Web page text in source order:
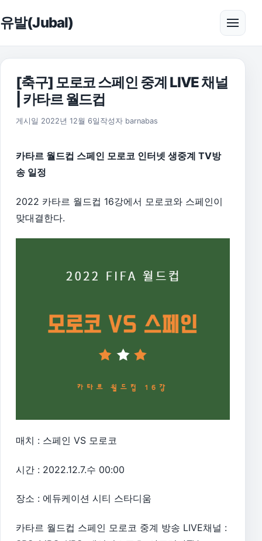
유발(Jubal) 메뉴
[축구] 모로코 스페인 중계 LIVE 채널
| 카타르 월드컵
게시일 2022년 12월 6일 2026년 8월 1일
작성자 barnabas
카타르 월드컵 스페인 모로코 인터넷 생중계 TV방
송 일정
2022 카타르 월드컵 16강에서 모로코와 스페인이
맞대결한다.
매치 : 스페인 VS 모로코
시간 : 2022.12.7.수 00:00
장소 : 에듀케이션 시티 스타디움
카타르 월드컵 스페인 모로코 중계 방송 LIVE채널 :